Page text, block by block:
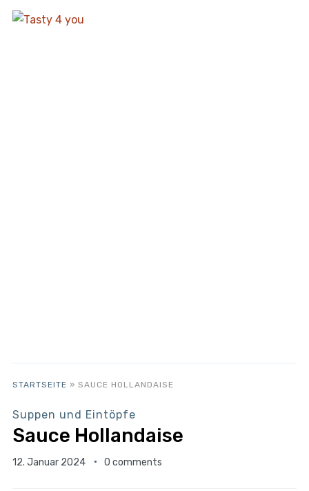
STARTSEITE » SAUCE HOLLANDAISE
Suppen und Eintöpfe
Sauce Hollandaise
12. Januar 2024 0 comments